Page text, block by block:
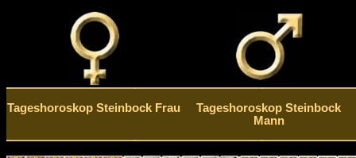
Tageshoroskop Steinbock Frau
Tageshoroskop Steinbock
Mann